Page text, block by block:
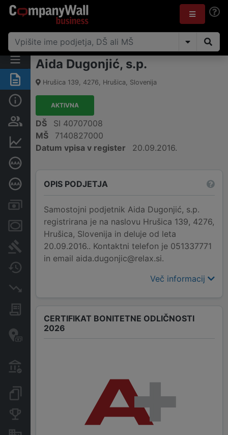
Povzetek
Odgovorne osebe in lastništvo
Poglobljena bonitetna ocena
Računi in blokade
Zastavne pravice
Sodni postopki
Javna naročila
Davčne oaze in sumljive
transakcije
Konkurenčna podjetja
Aida Dugonjić, s.p.
Hrušica 139, 4276, Hrušica, Slovenija
AKTIVNA
DŠ
SI 40707008
MŠ
7140827000
Datum vpisa v register
20.09.2016.
OPIS PODJETJA
Samostojni podjetnik Aida Dugonjić, s.p.
registrirana je na naslovu Hrušica 139, 4276,
Hrušica, Slovenija in deluje od leta
20.09.2016.. Kontaktni telefon je 051337771
in email aida.dugonjic@relax.si.
Več informacij
CERTIFIKAT BONITETNE ODLIČNOSTI
2026